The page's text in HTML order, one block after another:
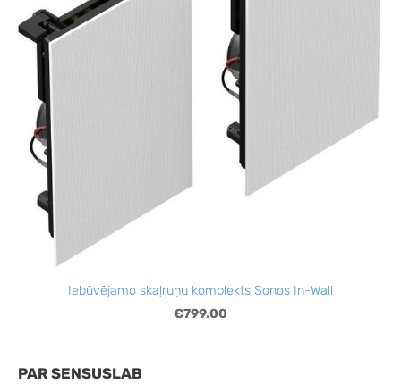
PAR SENSUSLAB
Iebūvējamo skaļruņu komplekts Sonos In-Wall
€799.00